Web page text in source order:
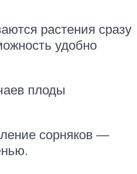
растения сразу
удобно
плоды
сорняков —